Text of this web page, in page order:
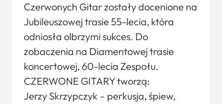
Czerwonych Gitar zostały docenione na
Jubileuszowej trasie 55-lecia, która
odniosła olbrzymi sukces. Do
zobaczenia na Diamentowej trasie
koncertowej, 60-lecia Zespołu.
CZERWONE GITARY tworzą:
Jerzy Skrzypczyk – perkusja, śpiew,